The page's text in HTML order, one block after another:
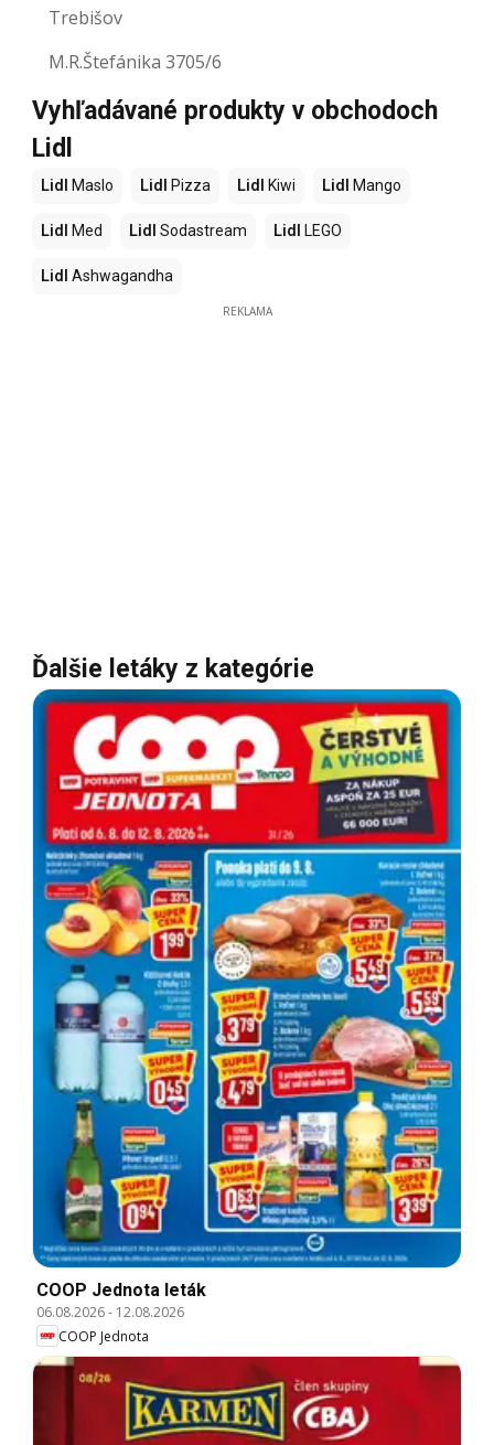
Trebišov
M.R.Štefánika 3705/6
Vyhľadávané produkty v obchodoch
Lidl
Lidl Maslo Lidl Pizza Lidl Kiwi Lidl Mango
Lidl Med Lidl Sodastream Lidl LEGO
Lidl Ashwagandha
REKLAMA
Ďalšie letáky z kategórie
COOP Jednota leták
06.08.2026- 12.08.2026
COOP Jednota